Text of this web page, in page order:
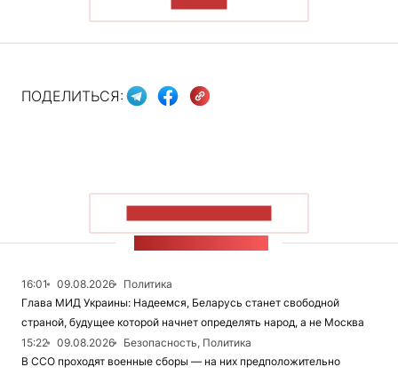
ПОДЕЛИТЬСЯ:
16:01 09.08.2026
Политика
Глава МИД Украины: Надеемся, Беларусь станет свободной
страной, будущее которой начнет определять народ, а не Москва
15:22
09.08.2026
Безопасность, Политика
В ССО проходят военные сборы — на них предположительно